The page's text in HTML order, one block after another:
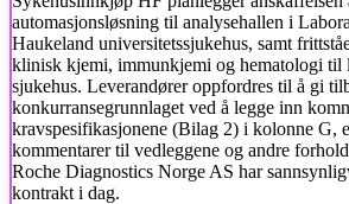
automasjonsløsning til analysehallen i
Haukeland universitetssjukehus, samt
klinisk kjemi, immunkjemi og hematologi til
sjukehus. Leverandører oppfordres til å gi
konkurransegrunnlaget ved å legge inn
kravspesifikasjonene (Bilag 2) i kolonne G,
kommentarer til vedleggene og andre
Roche Diagnostics Norge AS har
kontrakt i dag.